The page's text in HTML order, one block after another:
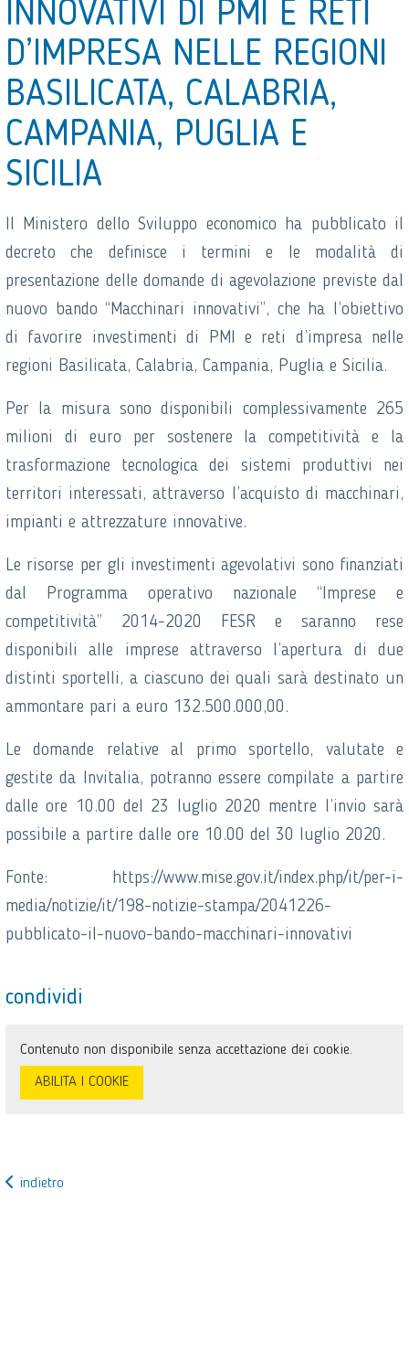
INNOVATIVI DI PMI E RETI
D’IMPRESA NELLE REGIONI
BASILICATA, CALABRIA,
CAMPANIA, PUGLIA E
SICILIA
Il Ministero dello Sviluppo economico ha pubblicato il
decreto che definisce i termini e le modalità di
presentazione delle domande di agevolazione previste dal
nuovo bando “Macchinari innovativi”, che ha l’obiettivo
di favorire investimenti di PMI e reti d’impresa nelle
regioni Basilicata, Calabria, Campania, Puglia e Sicilia.
Per la misura sono disponibili complessivamente 265
milioni di euro per sostenere la competitività e la
trasformazione tecnologica dei sistemi produttivi nei
territori interessati, attraverso l’acquisto di macchinari,
impianti e attrezzature innovative.
Le risorse per gli investimenti agevolativi sono finanziati
dal Programma operativo nazionale “Imprese e
competitività” 2014-2020 FESR e saranno rese
disponibili alle imprese attraverso l’apertura di due
distinti sportelli, a ciascuno dei quali sarà destinato un
ammontare pari a euro 132.500.000,00.
Le domande relative al primo sportello, valutate e
gestite da Invitalia, potranno essere compilate a partire
dalle ore 10.00 del 23 luglio 2020 mentre l’invio sarà
possibile a partire dalle ore 10.00 del 30 luglio 2020.
Fonte: https://www.mise.gov.it/index.php/it/per-i-
media/notizie/it/198-notizie-stampa/2041226-
pubblicato-il-nuovo-bando-macchinari-innovativi
condividi
Contenuto non disponibile senza accettazione dei cookie.
ABILITA I COOKIE
indietro